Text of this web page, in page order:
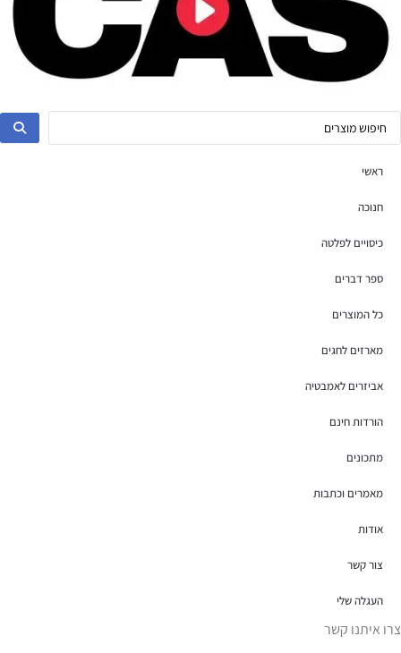
ראשי
חנוכה
כיסויים לפלטה
ספר דברים
כל המוצרים
מארזים לחגים
אביזרים לאמבטיה
הורדות חינם
מתכונים
מאמרים וכתבות
אודות
צור קשר
העגלה שלי
צרו איתנו קשר